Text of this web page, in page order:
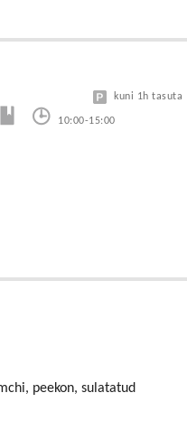
10:00-15:00
kuni 1h tasuta
peekon, sulatatud